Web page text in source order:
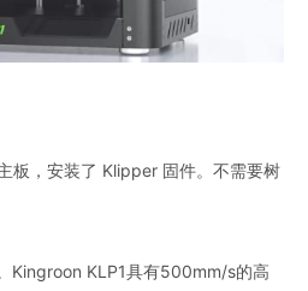
板，安装了 Klipper 固件。不需要树
Kingroon KLP1具有500mm/s的高